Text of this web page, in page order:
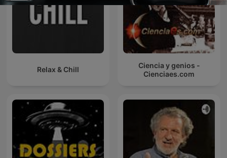
Relax & Chill
Ciencia y genios -
Cienciaes.com